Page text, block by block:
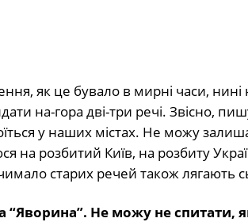
як це бувало в мирні часи,
на-гора дві-три речі. Звісно,
у наших містах. Не можу
на розбитий Київ, на розбиту
старих речей також лягають
Не можу не спитати, яка